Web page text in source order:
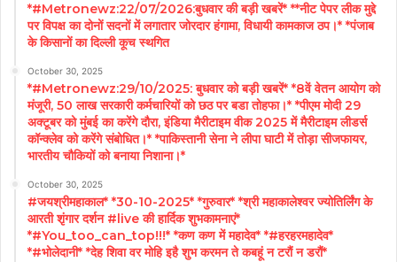
*#Metronewz:22/07/2026:बुधवार की बड़ी खबरें* **नीट पेपर लीक मुद्दे
पर विपक्ष का दोनों सदनों में लगातार जोरदार हंगामा, विधायी कामकाज ठप।* *पंजाब
के किसानों का दिल्ली कूच स्थगित
October 30, 2025
*#Metronewz:29/10/2025: बुधवार को बड़ी खबरें* *8वें वेतन आयोग को
मंजूरी, 50 लाख सरकारी कर्मचारियों को छठ पर बडा तोहफा।* *पीएम मोदी 29
अक्टूबर को मुंबई का करेंगे दौरा, इंडिया मैरीटाइम वीक 2025 में मैरीटाइम लीडर्स
कॉन्क्लेव को करेंगे संबोधित।* *पाकिस्तानी सेना ने लीपा घाटी में तोड़ा सीजफायर,
भारतीय चौकियों को बनाया निशाना।*
October 30, 2025
#जयश्रीमहाकाल* *30-10-2025* *गुरुवार* *श्री महाकालेश्वर ज्योतिर्लिंग के
आरती शृंगार दर्शन #live की हार्दिक शुभकामनाएं*
*#You_too_can_top!!!* *कण कण में महादेव* *#हरहरमहादेव*
*#भोलेदानी* *देह शिवा वर मोहि इहै शुभ करमन ते कबहूं न टरौं न डरौं*